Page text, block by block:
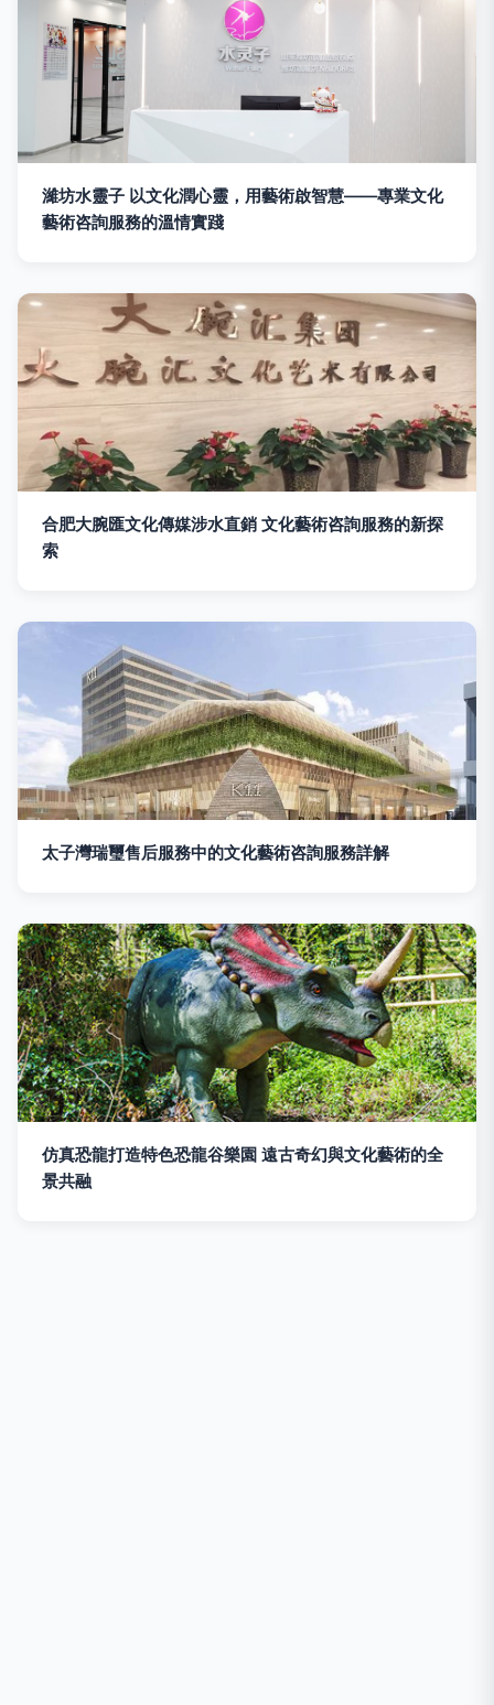
濰坊水靈子 以文化潤心靈，用藝術啟智慧——專業文化
藝術咨詢服務的溫情實踐
合肥大腕匯文化傳媒涉水直銷 文化藝術咨詢服務的新探
索
太子灣瑞璽售后服務中的文化藝術咨詢服務詳解
仿真恐龍打造特色恐龍谷樂園 遠古奇幻與文化藝術的全
景共融